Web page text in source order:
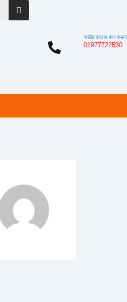
অর্ডার করতে কল করুন
01977722530